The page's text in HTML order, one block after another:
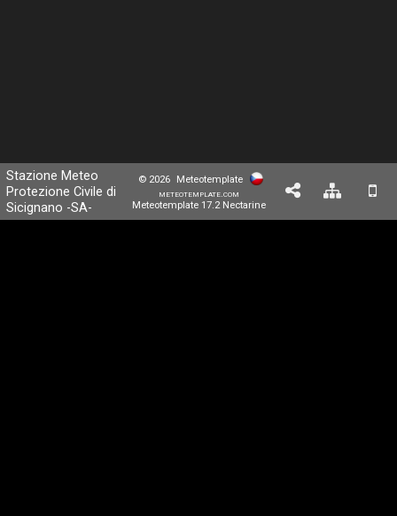
Stazione Meteo
Protezione Civile di
Sicignano -SA-
© 2026
Meteotemplate
meteotemplate.com
Meteotemplate 17.2 Nectarine